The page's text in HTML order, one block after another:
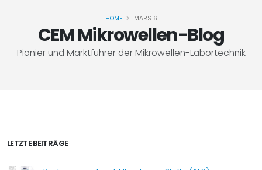
CEM Mikrowellen-Blog
Pionier und Marktführer der Mikrowellen-Labortechnik
HOME MARS 6
LETZTE BEITRÄGE